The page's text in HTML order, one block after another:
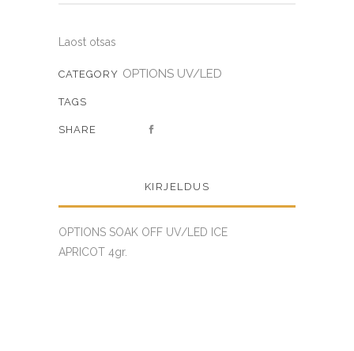
Laost otsas
CATEGORY OPTIONS UV/LED
TAGS
SHARE
KIRJELDUS
OPTIONS SOAK OFF UV/LED ICE
APRICOT 4gr.